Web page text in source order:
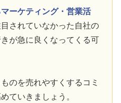
ーケティング・営業活
されていなかった自社の
が急に良くなってくる可
のを売れやすくするコミ
ていきましょう。